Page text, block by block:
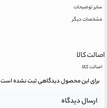
سایر توضیحات
مشخصات دیگر
اصالت کالا
اصالت کالا
برای این محصول دیدگاهی ثبت نشده است
ارسال دیدگاه